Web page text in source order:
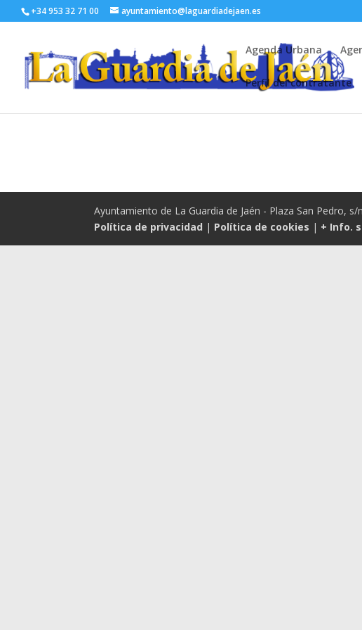
+34 953 32 71 00 ayuntamiento@laguardiadejaen.es
Agenda Urbana
Perfil del contratante
Ayuntamiento de La Guardia de Jaén - Plaza San Pedro,
Política de privacidad | Política de cookies | + Info.